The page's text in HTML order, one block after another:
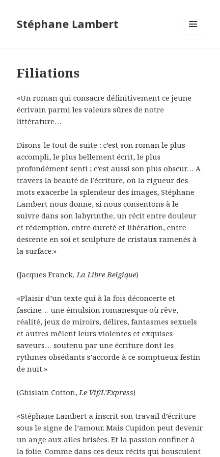
Stéphane Lambert
Filiations
«Un roman qui consacre définitivement ce jeune
écrivain parmi les valeurs sûres de notre
littérature…
Disons-le tout de suite : c’est son roman le plus
accompli, le plus bellement écrit, le plus
profondément senti ; c’est aussi son plus obscur… A
travers la beauté de l’écriture, où la rigueur des
mots exacerbe la splendeur des images, Stéphane
Lambert nous donne, si nous consentons à le
suivre dans son labyrinthe, un récit entre douleur
et rédemption, entre dureté et libération, entre
descente en soi et sculpture de cristaux ramenés à
la surface.»
(Jacques Franck,La Libre Belgique)
«Plaisir d’un texte qui à la fois déconcerte et
fascine… une émulsion romanesque où rêve,
réalité, jeux de miroirs, délires, fantasmes sexuels
et autres mêlent leurs violentes et exquises
saveurs… soutenu par une écriture dont les
rythmes obsédants s’accorde à ce somptueux festin
de nuit.»
(Ghislain Cotton,Le Vif/L’Express)
«Stéphane Lambert a inscrit son travail d’écriture
sous le signe de l’amour. Mais Cupidon peut devenir
un ange aux ailes brisées. Et la passion confiner à
la folie. Comme dans ces deux récits qui bousculent